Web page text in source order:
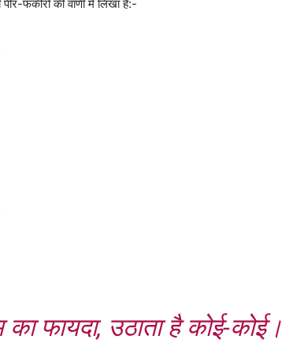
फकीरों की वाणी में लिखा है:-
फायदा, उठाता है कोई-कोई।